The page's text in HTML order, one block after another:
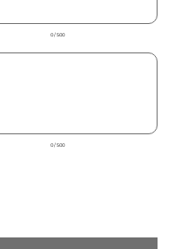
0 / 500
0 / 500